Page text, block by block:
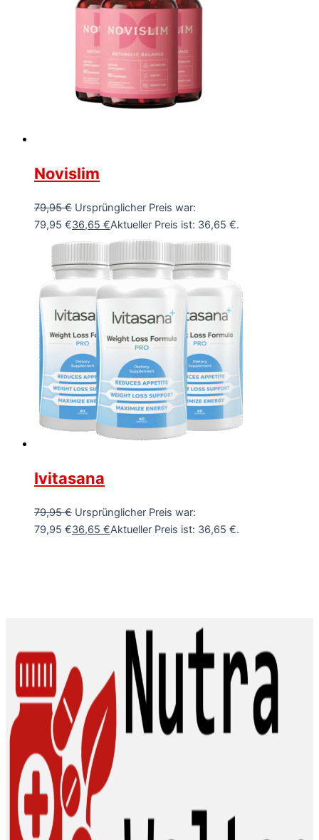
Novislim
79,95€ Ursprünglicher Preis war:
79,95 €36,65 €Aktueller Preis ist: 36,65 €.
Ivitasana
79,95€ Ursprünglicher Preis war:
79,95 €36,65 €Aktueller Preis ist: 36,65 €.